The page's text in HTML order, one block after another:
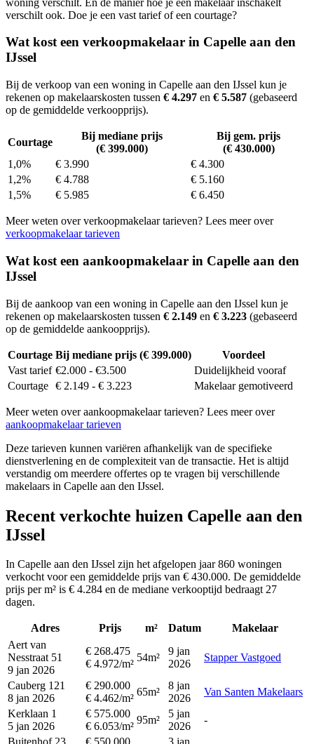
verschilt ook. Doe je een vast tarief of een courtage?
Wat kost een verkoopmakelaar in Capelle aan den
IJssel
Bij de verkoop van een woning in Capelle aan den IJssel kun je
rekenen op makelaarskosten tussen € 4.297 en € 5.587 (gebaseerd
op de gemiddelde verkoopprijs).
Courtage
Bij mediane prijs
(€ 399.000)
Bij gem. prijs
(€ 430.000)
1,0%
€ 3.990
€ 4.300
1,2%
€ 4.788
€ 5.160
1,5%
€ 5.985 € 6.450
Meer weten over verkoopmakelaar tarieven? Lees meer over
verkoopmakelaar tarieven
Wat kost een aankoopmakelaar in Capelle aan den
IJssel
Bij de aankoop van een woning in Capelle aan den IJssel kun je
rekenen op makelaarskosten tussen € 2.149 en € 3.223 (gebaseerd
op de gemiddelde aankoopprijs).
Courtage Bij mediane prijs (€ 399.000)
Voordeel
Vast tarief €2.000 - €3.500
Duidelijkheid vooraf
Courtage € 2.149 - € 3.223 Makelaar gemotiveerd
Meer weten over aankoopmakelaar tarieven? Lees meer over
aankoopmakelaar tarieven
Deze tarieven kunnen variëren afhankelijk van de specifieke
dienstverlening en de complexiteit van de transactie. Het is altijd
verstandig om meerdere offertes op te vragen bij verschillende
makelaars in Capelle aan den IJssel.
Recent verkochte huizen Capelle aan den
IJssel
In Capelle aan den IJssel zijn het afgelopen jaar 860 woningen
verkocht voor een gemiddelde prijs van € 430.000. De gemiddelde
prijs per m² is € 4.284 en de mediane verkooptijd bedraagt 27
dagen.
Adres Prijs m² Datum
Makelaar
Aert van
Nesstraat 51
9 jan 2026
€ 268.475
€ 4.972/m²
54m²
9 jan
2026
Stapper Vastgoed
Cauberg 121
8 jan 2026
€ 290.000
€ 4.462/m²
65m²
8 jan
2026
Van Santen Makelaars
Kerklaan 1
5 jan 2026
€ 575.000
€ 6.053/m²
95m²
5 jan
2026
-